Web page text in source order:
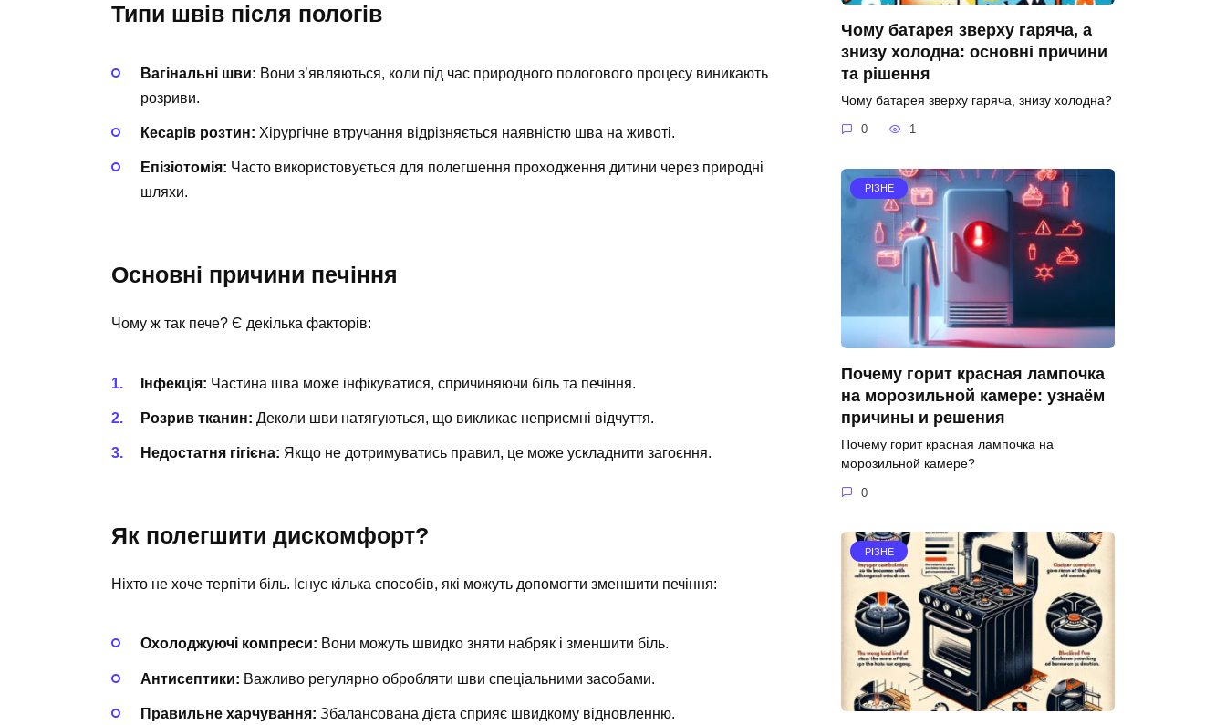
Типи швів після пологів
Вагінальні шви: Вони з’являються, коли під час природного пологового процесу виникають
розриви.
Кесарів розтин: Хірургічне втручання відрізняється наявністю шва на животі.
Епізіотомія: Часто використовується для полегшення проходження дитини через природні
шляхи.
Основні причини печіння
Чому ж так пече? Є декілька факторів:
Інфекція: Частина шва може інфікуватися, спричиняючи біль та печіння.
Розрив тканин: Деколи шви натягуються, що викликає неприємні відчуття.
Недостатня гігієна: Якщо не дотримуватись правил, це може ускладнити загоєння.
Як полегшити дискомфорт?
Ніхто не хоче терпіти біль. Існує кілька способів, які можуть допомогти зменшити печіння:
Охолоджуючі компреси: Вони можуть швидко зняти набряк і зменшити біль.
Антисептики: Важливо регулярно обробляти шви спеціальними засобами.
Правильне харчування: Збалансована дієта сприяє швидкому відновленню.
Чому батарея зверху гаряча, а
знизу холодна: основні причини
та рішення
Чому батарея зверху гаряча, знизу холодна?
0 1
РІЗНЕ
Почему горит красная лампочка
на морозильной камере: узнаём
причины и решения
Почему горит красная лампочка на
морозильной камере?
0
РІЗНЕ